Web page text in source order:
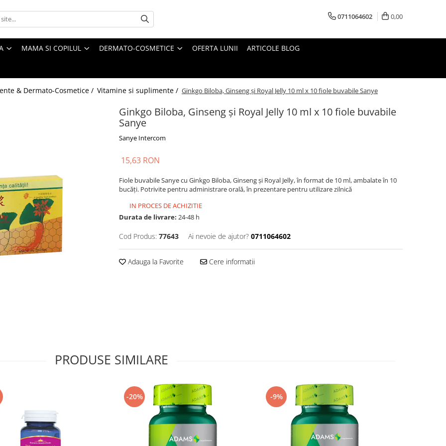
0711064602 0,00
MAMA SI COPILUL DERMATO-COSMETICE OFERTA LUNII ARTICOLE BLOG
& Dermato-Cosmetice / Vitamine si suplimente / Ginkgo Biloba, Ginseng și Royal Jelly 10 ml x 10 fiole buvabile Sanye
Ginkgo Biloba, Ginseng și Royal Jelly 10 ml x 10 fiole buvabile
Sanye
Sanye Intercom
15,63 RON
Fiole buvabile Sanye cu Ginkgo Biloba, Ginseng și Royal Jelly, în format de 10 ml, ambalate în 10
bucăți. Potrivite pentru administrare orală, în prezentare pentru utilizare zilnică
IN PROCES DE ACHIZITIE
Durata de livrare: 24-48 h
Cod Produs: 77643 Ai nevoie de ajutor? 0711064602
Adauga la Favorite Cere informatii
PRODUSE SIMILARE
-20% -9%